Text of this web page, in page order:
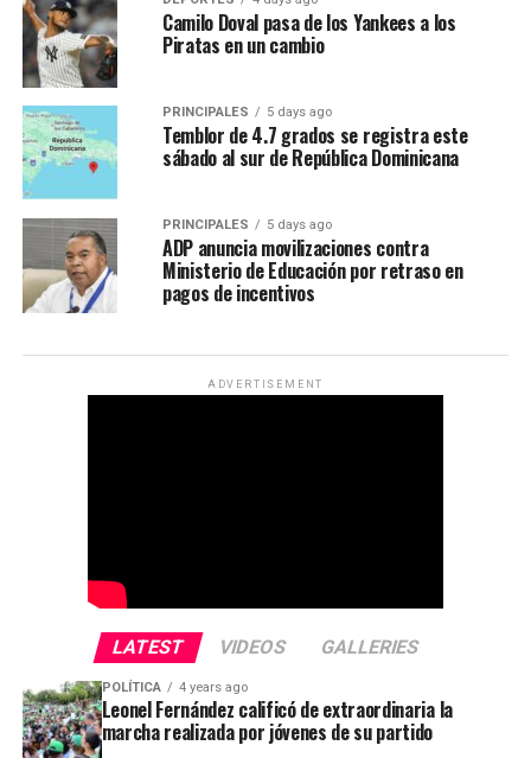
Camilo Doval pasa de los Yankees a los
Piratas en un cambio
PRINCIPALES 5 days ago
Temblor de 4.7 grados se registra este
sábado al sur de República Dominicana
PRINCIPALES 5 days ago
ADP anuncia movilizaciones contra
Ministerio de Educación por retraso en
pagos de incentivos
ADVERTISEMENT
LATEST VIDEOS GALLERIES
POLÍTICA 4 years ago
Leonel Fernández calificó de extraordinaria la
marcha realizada por jóvenes de su partido